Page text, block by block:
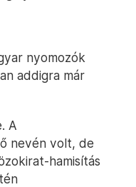
nyomozók
addigra már
A
nevén volt, de
hamisítás